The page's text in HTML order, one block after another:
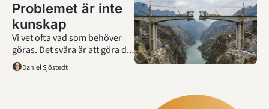
Problemet är inte
kunskap
Vi vet ofta vad som behöver
göras. Det svåra är att göra det
konsekvent, länge nog för att
det ska börja spela roll.
Daniel Sjöstedt